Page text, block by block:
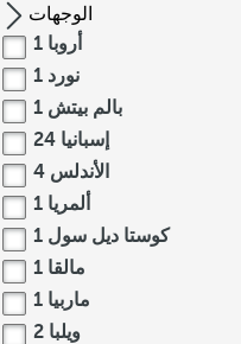
الوجهات
أروبا 1
نورد 1
بالم بيتش 1
إسبانيا 24
الأندلس 4
ألمريا 1
كوستا ديل سول 1
مالقا 1
ماربيا 1
ويلبا 2